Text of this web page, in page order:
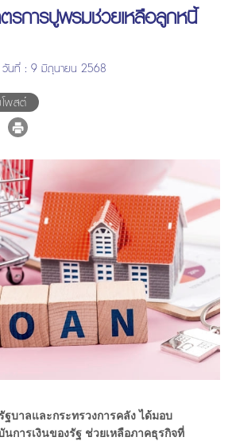
รการปูพรมช่วยเหลือลูกหนี้
วันที่ : 9 มิถุนายน 2568
พสต์
ฐบาลและกระทรวงการคลัง ได้มอบ
นการเงินของรัฐ ช่วยเหลือภาคธุรกิจที่